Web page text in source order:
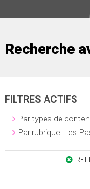
Recherche
FILTRES ACTIFS
Par types de
Par rubrique: Les